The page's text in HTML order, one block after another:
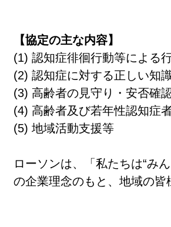
【協定の主な内容】
(1) 認知症徘徊行動等による
(2) 認知症に対する正しい知
(3) 高齢者の見守り・安否確
(4) 高齢者及び若年性認知症
(5) 地域活動支援等
ローソンは、「私たちは“み
の企業理念のもと、地域の